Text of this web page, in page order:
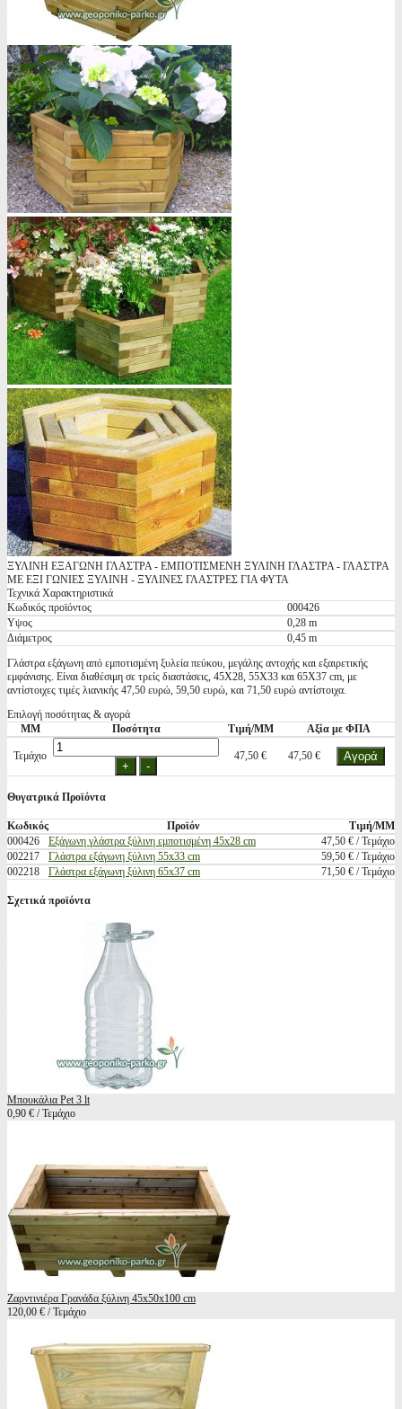
ΞΥΛΙΝΗ ΕΞΑΓΩΝΗ ΓΛΑΣΤΡΑ - ΕΜΠΟΤΙΣΜΕΝΗ ΞΥΛΙΝΗ ΓΛΑΣΤΡΑ - ΓΛΑΣΤΡΑ
ΜΕ ΕΞΙ ΓΩΝΙΕΣ ΞΥΛΙΝΗ - ΞΥΛΙΝΕΣ ΓΛΑΣΤΡΕΣ ΓΙΑ ΦΥΤΑ
Τεχνικά Χαρακτηριστικά
Κωδικός προϊόντος
000426
Υψος
0,28 m
Διάμετρος
0,45 m
Γλάστρα εξάγωνη από εμποτισμένη ξυλεία πεύκου, μεγάλης αντοχής και εξαιρετικής
εμφάνισης. Είναι διαθέσιμη σε τρείς διαστάσεις, 45Χ28, 55Χ33 και 65Χ37 cm, με
αντίστοιχες τιμές λιανικής 47,50 ευρώ, 59,50 ευρώ, και 71,50 ευρώ αντίστοιχα.
Επιλογή ποσότητας & αγορά
ΜΜ
Ποσότητα Τιμή/ΜΜ Αξία με ΦΠΑ
Τεμάχιο 47,50 € 47,50 €
Θυγατρικά Προϊόντα
Κωδικός Προϊόν
Τιμή/ΜΜ
000426
Εξάγωνη γλάστρα ξύλινη εμποτισμένη 45x28 cm
47,50 € / Τεμάχιο
002217
Γλάστρα εξάγωνη ξύλινη 55x33 cm
59,50 € / Τεμάχιο
002218
Γλάστρα εξάγωνη ξύλινη 65x37 cm 71,50 € / Τεμάχιο
Σχετικά προϊόντα
Μπουκάλια Pet 3 lt
0,90 € / Τεμάχιο
Ζαρντινιέρα Γρανάδα ξύλινη 45x50x100 cm
120,00 € / Τεμάχιο